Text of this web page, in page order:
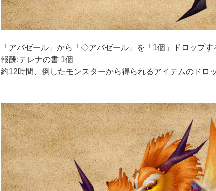
「アバゼール」から「◇アバゼール」を「1個」ドロップす
報酬:テレナの書 1個
約12時間、倒したモンスターから得られるアイテムのドロ